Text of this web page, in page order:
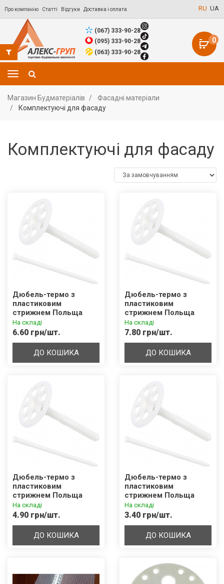
Про компанію Статті Відгуки Доставка і оплата RU UA
0
(067) 333-90-28
(095) 333-90-28
(063) 333-90-28
Магазин Будматеріалів
Фасадні матеріали
Комплектуючі для фасаду
Комплектуючі для фасаду
Дюбель-термо з
пластиковим
стрижнем Польща
LFN-10x160
(подовжений розпір)
На складі
6.60 грн/шт.
ДО КОШИКА
Дюбель-термо з
пластиковим
стрижнем Польща
LFN-10x200
(подовжений розпір)
На складі
7.80 грн/шт.
ДО КОШИКА
Дюбель-термо з
пластиковим
стрижнем Польща
LTX-10x120
На складі
4.90 грн/шт.
ДО КОШИКА
Дюбель-термо з
пластиковим
стрижнем Польща
LTX-10x70
На складі
3.40 грн/шт.
ДО КОШИКА